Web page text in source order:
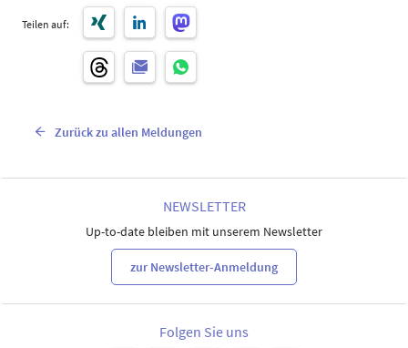
Teilen auf:
Zurück zu allen Meldungen
NEWSLETTER
Up-to-date bleiben mit unserem Newsletter
zur Newsletter-Anmeldung
Folgen Sie uns